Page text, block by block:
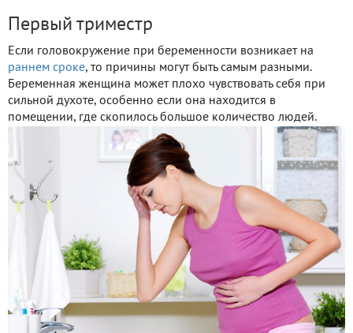
Первый триместр
Если головокружение при беременности возникает на
раннем сроке, то причины могут быть самым разными.
Беременная женщина может плохо чувствовать себя при
сильной духоте, особенно если она находится в
помещении, где скопилось большое количество людей.